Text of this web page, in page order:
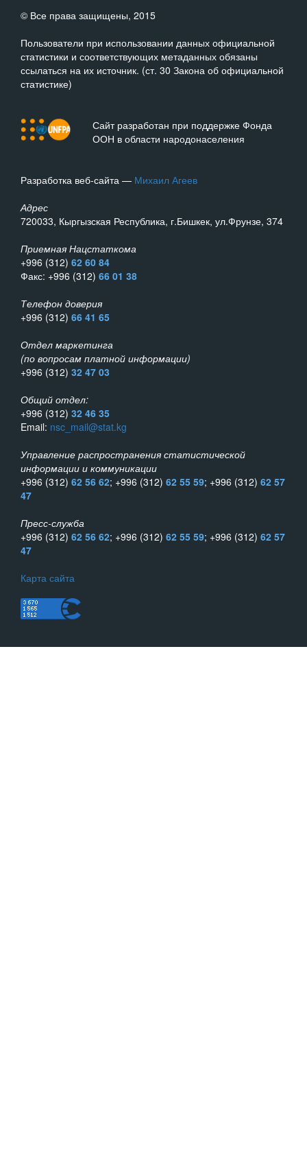
© Все права защищены, 2015
Пользователи при использовании данных официальной
статистики и соответствующих метаданных обязаны
ссылаться на их источник. (ст. 30 Закона об официальной
статистике)
Сайт разработан при поддержке Фонда
ООН в области народонаселения
Разработка веб-сайта — Михаил Агеев
Адрес
720033, Кыргызская Республика, г.Бишкек, ул.Фрунзе, 374
Приемная Нацстаткома
+996 (312) 62 60 84
Факс: +996 (312) 66 01 38
Телефон доверия
+996 (312) 66 41 65
Отдел маркетинга
(по вопросам платной информации)
+996 (312) 32 47 03
Общий отдел:
+996 (312) 32 46 35
Email: nsc_mail@stat.kg
Управление распространения статистической
информации и коммуникации
+996 (312) 62 56 62; +996 (312) 62 55 59; +996 (312) 62 57
47
Пресс-служба
+996 (312) 62 56 62; +996 (312) 62 55 59; +996 (312) 62 57
47
Карта сайта